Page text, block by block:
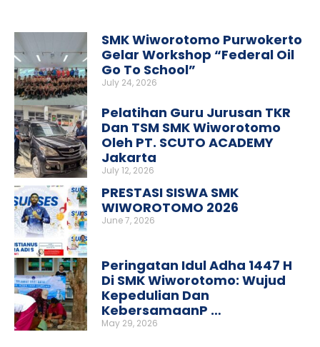
SMK Wiworotomo Purwokerto
Gelar Workshop “Federal Oil
Go To School”
July 24, 2026
Pelatihan Guru Jurusan TKR
Dan TSM SMK Wiworotomo
Oleh PT. SCUTO ACADEMY
Jakarta
July 12, 2026
PRESTASI SISWA SMK
WIWOROTOMO 2026
June 7, 2026
Peringatan Idul Adha 1447 H
Di SMK Wiworotomo: Wujud
Kepedulian Dan
KebersamaanP …
May 29, 2026